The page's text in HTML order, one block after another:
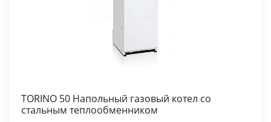
TORINO 50 Напольный газовый котел со
стальным теплообменником